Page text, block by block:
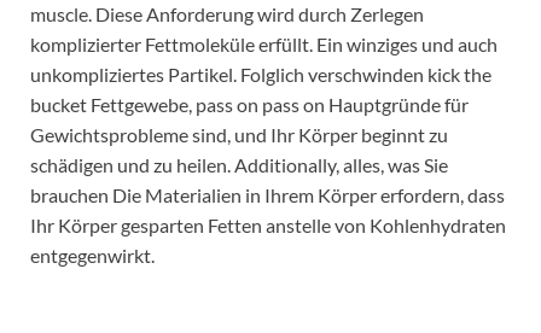
muscle. Diese Anforderung wird durch Zerlegen
komplizierter Fettmoleküle erfüllt. Ein winziges und auch
unkompliziertes Partikel. Folglich verschwinden kick the
bucket Fettgewebe, pass on pass on Hauptgründe für
Gewichtsprobleme sind, und Ihr Körper beginnt zu
schädigen und zu heilen. Additionally, alles, was Sie
brauchen Die Materialien in Ihrem Körper erfordern, dass
Ihr Körper gesparten Fetten anstelle von Kohlenhydraten
entgegenwirkt.